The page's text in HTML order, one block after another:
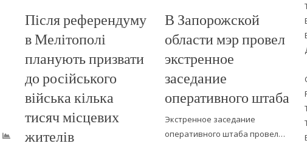
Після референдуму
в Мелітополі
планують призвати
до російського
війська кілька
тисяч місцевих
жителів
В Запорожской
области мэр провел
экстренное
заседание
оперативного штаба
Экстренное заседание
оперативного штаба провел…